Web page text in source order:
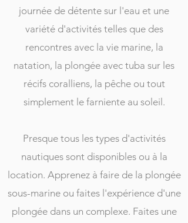
journée de détente sur l'eau et une
variété d'activités telles que des
rencontres avec la vie marine, la
natation, la plongée avec tuba sur les
récifs coralliens, la pêche ou tout
simplement le farniente au soleil.
Presque tous les types d'activités
nautiques sont disponibles ou à la
location. Apprenez à faire de la plongée
sous-marine ou faites l'expérience d'une
plongée dans un complexe. Faites une